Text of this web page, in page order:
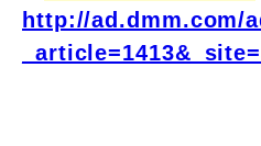
http://ad.dmm.com/